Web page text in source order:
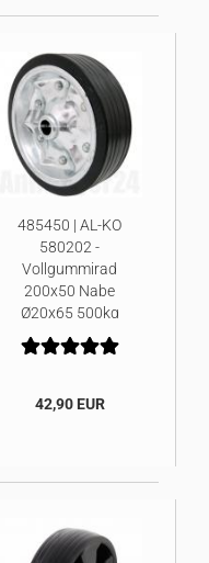
485450 | AL-KO
580202 -
Vollgummirad
200x50 Nabe
Ø20x65 500kg
42,90 EUR